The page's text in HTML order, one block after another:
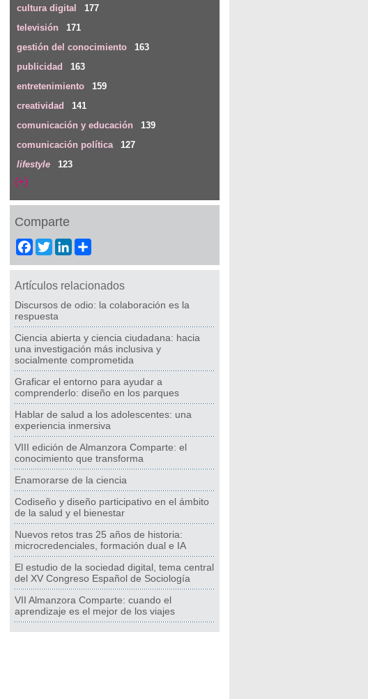
cultura digital
177
televisión
171
gestión del conocimiento
163
publicidad
163
entretenimiento
159
creatividad
141
comunicación y educación
139
comunicación política
127
lifestyle
123
(+)
Comparte
Facebook
TwitterLinkedIn
Artículos relacionados
Discursos de odio: la colaboración es la
respuesta
Ciencia abierta y ciencia ciudadana: hacia
una investigación más inclusiva y
socialmente comprometida
Graficar el entorno para ayudar a
comprenderlo: diseño en los parques
Hablar de salud a los adolescentes: una
experiencia inmersiva
VIII edición de Almanzora Comparte: el
conocimiento que transforma
Enamorarse de la ciencia
Codiseño y diseño participativo en el ámbito
de la salud y el bienestar
Nuevos retos tras 25 años de historia:
microcredenciales, formación dual e IA
El estudio de la sociedad digital, tema central
del XV Congreso Español de Sociología
VII Almanzora Comparte: cuando el
aprendizaje es el mejor de los viajes